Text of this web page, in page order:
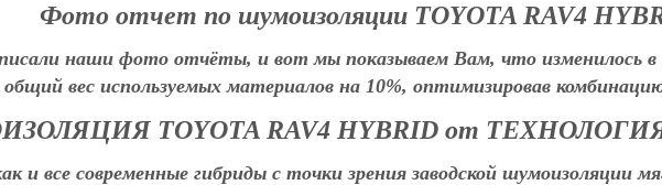
Фото отчет по шумоизоляции TOYOTA RAV4
наши фото отчёты, и вот мы показываем Вам, что изменилось в
вес используемых материалов на 10%, оптимизировав
TOYOTA RAV4 HYBRID от
и все современные гибриды с точки зрения заводской шумоизоляции